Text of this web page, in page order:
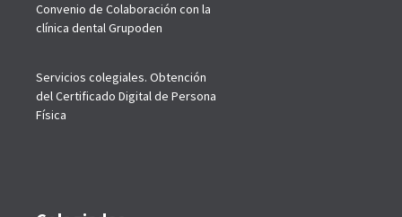
Convenio de Colaboración con la
clínica dental Grupoden
Servicios colegiales. Obtención
del Certificado Digital de Persona
Física